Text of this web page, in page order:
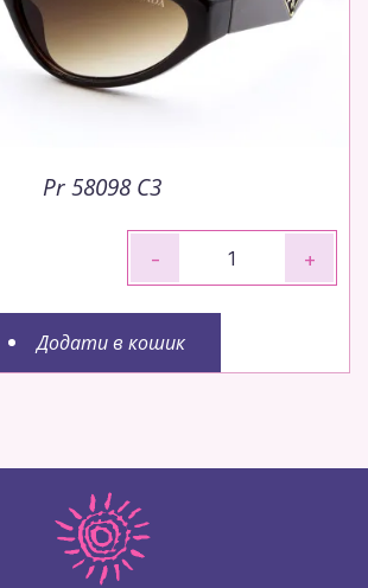
Pr 58098 C3
- +
Додати в кошик